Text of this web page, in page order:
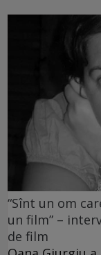
“Sînt un om
un film” –
de film